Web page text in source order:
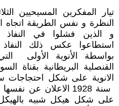
تيار المفكرين المسيحيين
النظرة و نفس الطريقة اتجاه
و الذين فشلوا في النفاذ
استطاعوا عكس ذلك
بواسطة الأنوية الأولى
القنصلية البريطانية
سنة 1928 الاعلان عن
على شكل هيكل شبيه بالهيكل